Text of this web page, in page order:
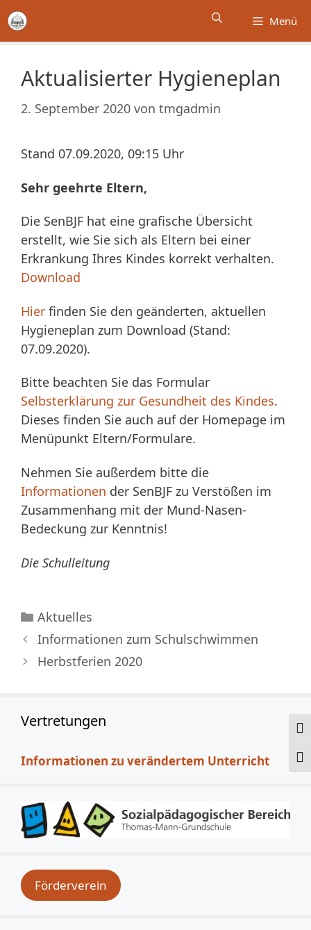
Zum
Inhalt
springen
Menü
Aktualisierter Hygieneplan
2. September 2020 von tmgadmin
Stand 07.09.2020, 09:15 Uhr
Sehr geehrte Eltern,
Die SenBJF hat eine grafische Übersicht
erstellt, wie Sie sich als Eltern bei einer
Erkrankung Ihres Kindes korrekt verhalten.
Download
Hier finden Sie den geänderten, aktuellen
Hygieneplan zum Download (Stand:
07.09.2020).
Bitte beachten Sie das Formular
Selbsterklärung zur Gesundheit des Kindes.
Dieses finden Sie auch auf der Homepage im
Menüpunkt Eltern/Formulare.
Nehmen Sie außerdem bitte die
Informationen der SenBJF zu Verstößen im
Zusammenhang mit der Mund-Nasen-
Bedeckung zur Kenntnis!
Die Schulleitung
Kategorien
Aktuelles
Informationen zum Schulschwimmen
Herbstferien 2020
Vertretungen
Informationen zu verändertem Unterricht
Förderverein